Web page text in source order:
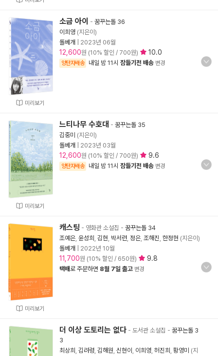
미리보기
소금 아이 - 꿈꾸는돌 36
이희영 (지은이)
돌베개
2023년 06월
12,600원 (10% 할인 / 700원) 10.0
양탄자배송 내일 밤 11시 잠들기전 배송 변경
미리보기
느티나무 수호대 - 꿈꾸는돌 35
김중미 (지은이)
돌베개
2023년 03월
12,600원 (10% 할인 / 700원) 9.6
양탄자배송 내일 밤 11시 잠들기전 배송 변경
미리보기
캐스팅 - 영화관 소설집 - 꿈꾸는돌 34
조예은 윤성희 김현 박서련 정은 조해진 한정현 (지은이)
돌베개
2022년 10월
11,700원 (10% 할인 / 650원) 9.8
택배로 주문하면 8월 7일 출고 변경
더 이상 도토리는 없다 - 도서관 소설집 - 꿈꾸는돌 3
3
최상희 김려령 김해원 신현이 이희영 허진희 황영미 (지